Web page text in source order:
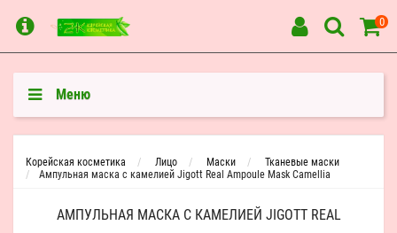
0
Меню
Корейская косметика Лицо Маски
Тканевые маски
Ампульная маска с камелией Jigott Real Ampoule Mask Camellia
АМПУЛЬНАЯ МАСКА С КАМЕЛИЕЙ JIGOTT REAL